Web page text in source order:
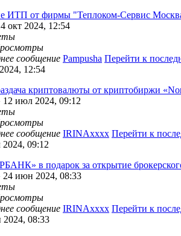
ИТП от фирмы "Теплоком-Сервис
окт 2024, 12:54
сообщение Pampusha Перейти к
12:54
криптовалюты от криптобиржи
12 июл 2024, 09:12
сообщение IRINAxxxx Перейти к
09:12
в подарок за открытие
24 июн 2024, 08:33
сообщение IRINAxxxx Перейти к
08:33